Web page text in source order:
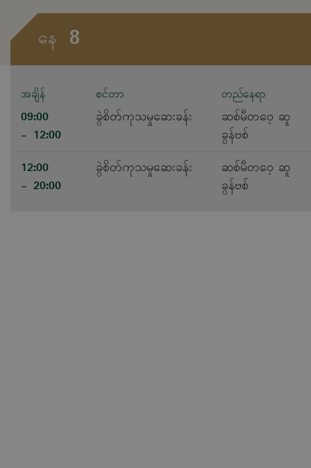
နေ 8
အချိန် စင်တာ တည်နေရာ
09:00
- 12:00
ခွဲစိတ်ကုသမှုဆေးခန်း
ဆစ်မီတဝေ့ ဆူ
ခွန်ဗစ်
12:00
- 20:00
ခွဲစိတ်ကုသမှုဆေးခန်း
ဆစ်မီတဝေ့ ဆူ
ခွန်ဗစ်